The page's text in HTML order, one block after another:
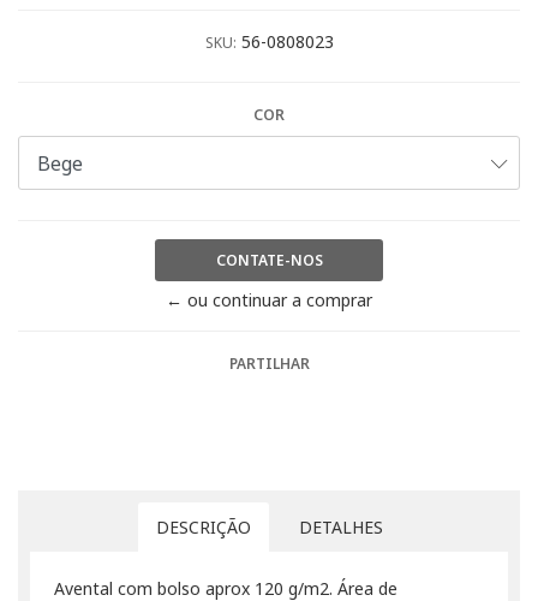
SKU: 56-0808023
COR
CONTATE-NOS
← ou continuar a comprar
PARTILHAR
DESCRIÇÃO DETALHES
Avental com bolso aprox 120 g/m2. Área de